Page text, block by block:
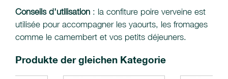
Conseils d'utilisation : la confiture poire verveine est
utilisée pour accompagner les yaourts, les fromages
comme le camembert et vos petits déjeuners.
Produkte der gleichen Kategorie